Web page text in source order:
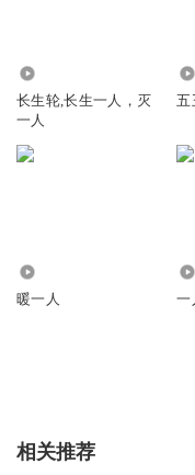
长生轮,长生一人，灭
一人
五
暖一人 一
相关推荐